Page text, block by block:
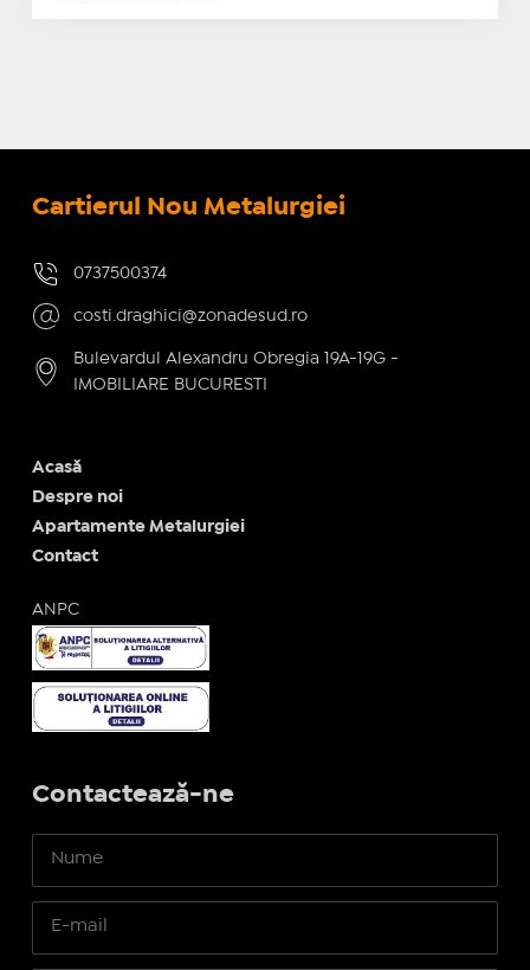
Cartierul Nou Metalurgiei
0737500374
costi.draghici@zonadesud.ro
Bulevardul Alexandru Obregia 19A-19G -
IMOBILIARE BUCURESTI
Acasă
Despre noi
Apartamente Metalurgiei
Contact
ANPC
Contactează-ne